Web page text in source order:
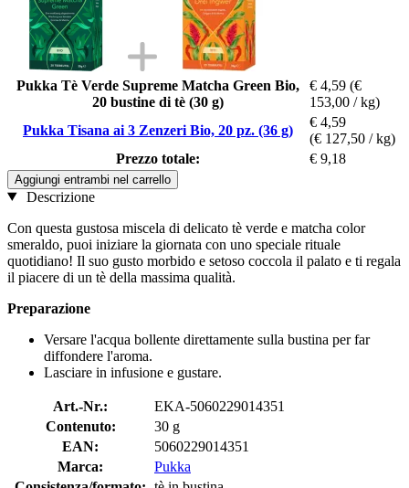
Pukka Tè Verde Supreme Matcha Green Bio,
20 bustine di tè (30 g)
€ 4,59 (€
153,00 / kg)
Pukka Tisana ai 3 Zenzeri Bio, 20 pz. (36 g)
€ 4,59
(€ 127,50 / kg)
Prezzo totale:
€ 9,18
Aggiungi entrambi nel carrello
Descrizione
Con questa gustosa miscela di delicato tè verde e matcha color
smeraldo, puoi iniziare la giornata con uno speciale rituale
quotidiano! Il suo gusto morbido e setoso coccola il palato e ti regala
il piacere di un tè della massima qualità.
Preparazione
Versare l'acqua bollente direttamente sulla bustina per far
diffondere l'aroma.
Lasciare in infusione e gustare.
Art.-Nr.:
EKA-5060229014351
Contenuto:
30 g
EAN:
5060229014351
Marca:
Pukka